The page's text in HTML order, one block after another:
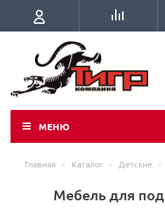
МЕНЮ
Главная - Каталог - Детские -
Мебель для